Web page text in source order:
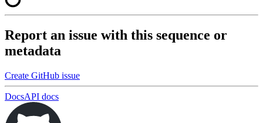
Report an issue with this sequence or
metadata
Create GitHub issue
DocsAPI docs